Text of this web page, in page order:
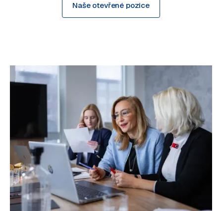
Naše otevřené pozice